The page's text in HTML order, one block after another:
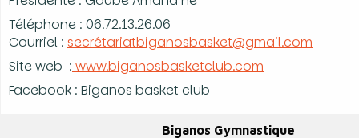
Téléphone : 06.72.13.26.06
Courriel : secrétariatbiganosbasket@gmail.com
Site web : www.biganosbasketclub.com
Facebook : Biganos basket club
Biganos Gymnastique